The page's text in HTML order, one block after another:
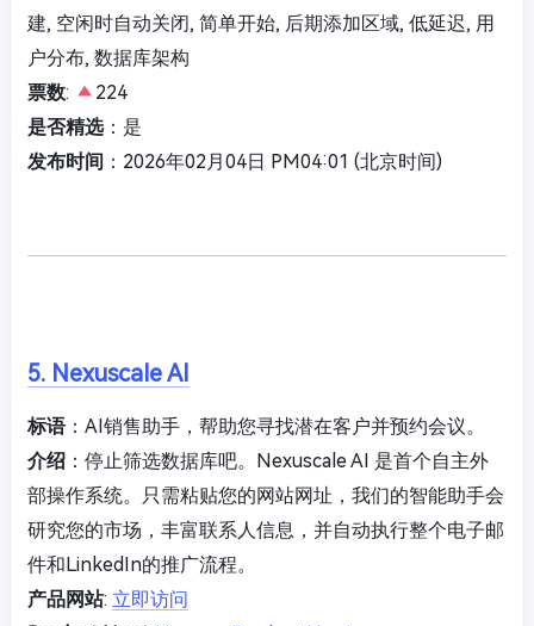
建, 空闲时自动关闭, 简单开始, 后期添加区域, 低延迟, 用
户分布, 数据库架构
票数:
224
是否精选：是
发布时间 ：2026年02月04日 PM04:01 (北京时间)
5. Nexuscale AI
标语：AI销售助手，帮助您寻找潜在客户并预约会议。
介绍 ：停止筛选数据库吧。Nexuscale AI 是首个自主外
部操作系统。只需粘贴您的网站网址，我们的智能助手会
研究您的市场，丰富联系人信息，并自动执行整个电子邮
件和LinkedIn的推广流程。
产品网站: 立即访问